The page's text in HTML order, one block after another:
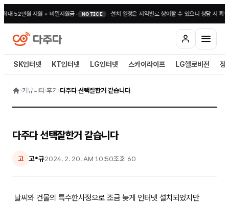
대 52만원 지원 + 비밀지원금• NOTICE · 설치 일정은 지역별로 상이할 수 있으니 상담 시 확인
SK인터넷 KT인터넷 LG인터넷 스카이라이프 LG헬로비전 정
›커뮤니티 ›후기 ›다주다 선택잘한거 같습니다
다주다 선택잘한거 같습니다
고 고*규2024. 2. 20. AM 10:50조회 60
날씨와 건물의 특수한사정으로 조금 늦게 인터넷 설치되었지만